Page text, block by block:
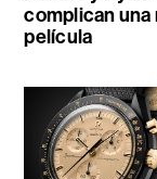
complican una
película